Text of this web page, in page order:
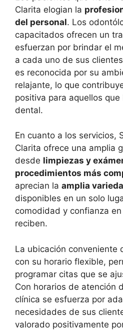
Clarita elogian la
del personal. Los
capacitados ofrecen un
esfuerzan por brindar el
a cada uno de sus
es reconocida por su
relajante, lo que
positiva para aquellos
dental.
En cuanto a los servicios,
Clarita ofrece una amplia
desde limpiezas y
procedimientos más
aprecian la amplia
disponibles en un solo
comodidad y confianza
reciben.
La ubicación conveniente
con su horario flexible,
programar citas que se
Con horarios de atención
clínica se esfuerza por
necesidades de sus
valorado positivamente